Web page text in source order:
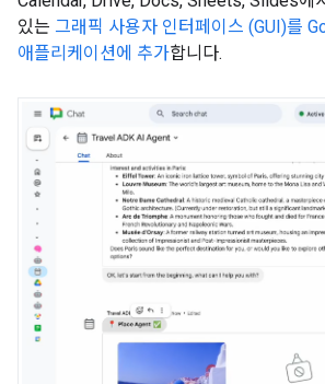
있는 그래픽 사용자 인터페이스 (GUI)를
애플리케이션에 추가합니다.